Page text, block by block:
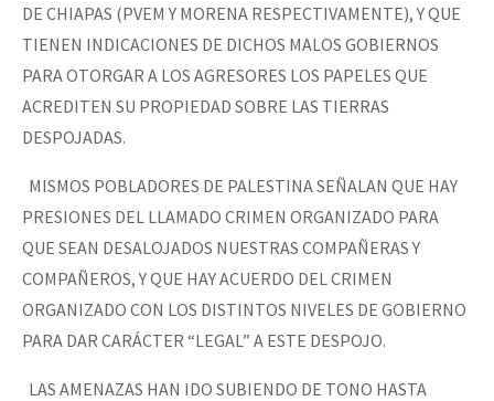
DE CHIAPAS (PVEM Y MORENA RESPECTIVAMENTE), Y QUE
TIENEN INDICACIONES DE DICHOS MALOS GOBIERNOS
PARA OTORGAR A LOS AGRESORES LOS PAPELES QUE
ACREDITEN SU PROPIEDAD SOBRE LAS TIERRAS
DESPOJADAS.
MISMOS POBLADORES DE PALESTINA SEÑALAN QUE HAY
PRESIONES DEL LLAMADO CRIMEN ORGANIZADO PARA
QUE SEAN DESALOJADOS NUESTRAS COMPAÑERAS Y
COMPAÑEROS, Y QUE HAY ACUERDO DEL CRIMEN
ORGANIZADO CON LOS DISTINTOS NIVELES DE GOBIERNO
PARA DAR CARÁCTER “LEGAL” A ESTE DESPOJO.
LAS AMENAZAS HAN IDO SUBIENDO DE TONO HASTA